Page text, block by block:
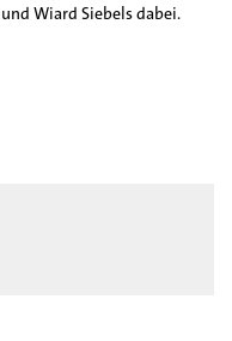
Wiard Siebels dabei.